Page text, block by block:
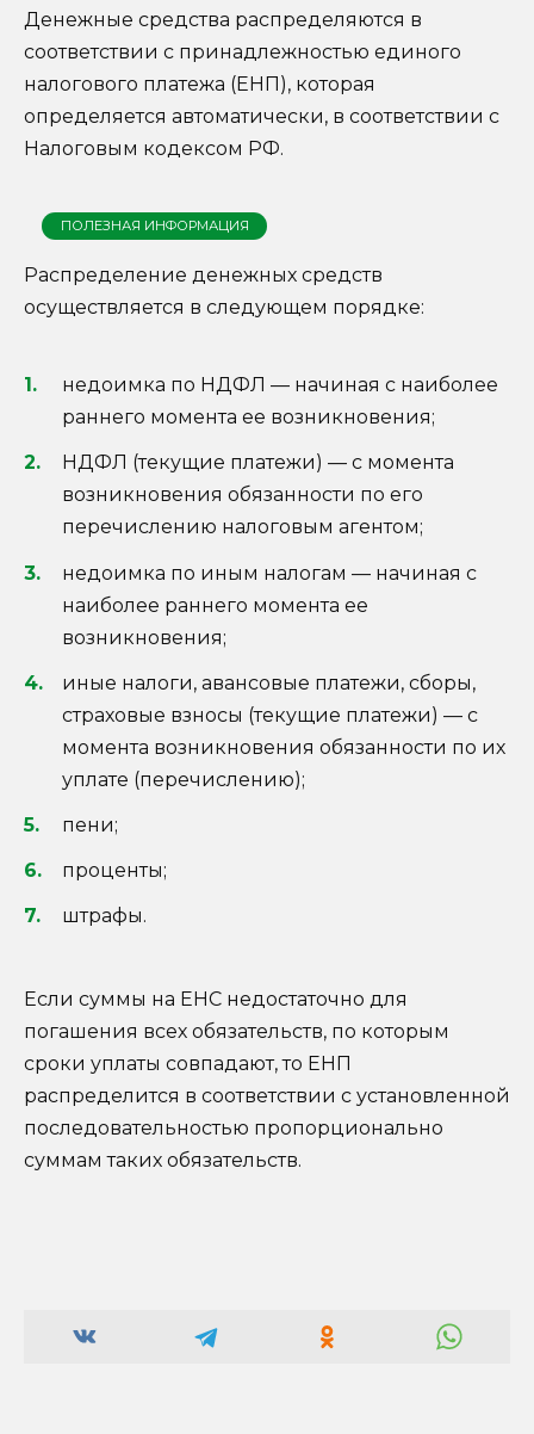
Денежные средства распределяются в
соответствии с принадлежностью единого
налогового платежа (ЕНП), которая
определяется автоматически, в соответствии с
Налоговым кодексом РФ.
ПОЛЕЗНАЯ ИНФОРМАЦИЯ
Распределение денежных средств
осуществляется в следующем порядке:
недоимка по НДФЛ — начиная с наиболее
раннего момента ее возникновения;
НДФЛ (текущие платежи) — с момента
возникновения обязанности по его
перечислению налоговым агентом;
недоимка по иным налогам — начиная с
наиболее раннего момента ее
возникновения;
иные налоги, авансовые платежи, сборы,
страховые взносы (текущие платежи) — с
момента возникновения обязанности по их
уплате (перечислению);
пени;
проценты;
штрафы.
Если суммы на ЕНС недостаточно для
погашения всех обязательств, по которым
сроки уплаты совпадают, то ЕНП
распределится в соответствии с установленной
последовательностью пропорционально
суммам таких обязательств.